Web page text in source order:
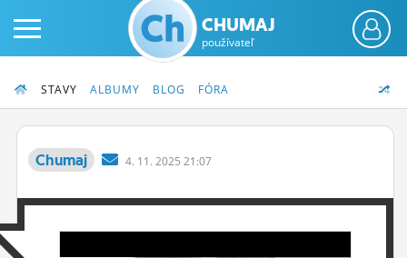
CHUMAJ
používateľ
STAVY ALBUMY BLOG FÓRA
Chumaj 4. 11. 2025 21:07